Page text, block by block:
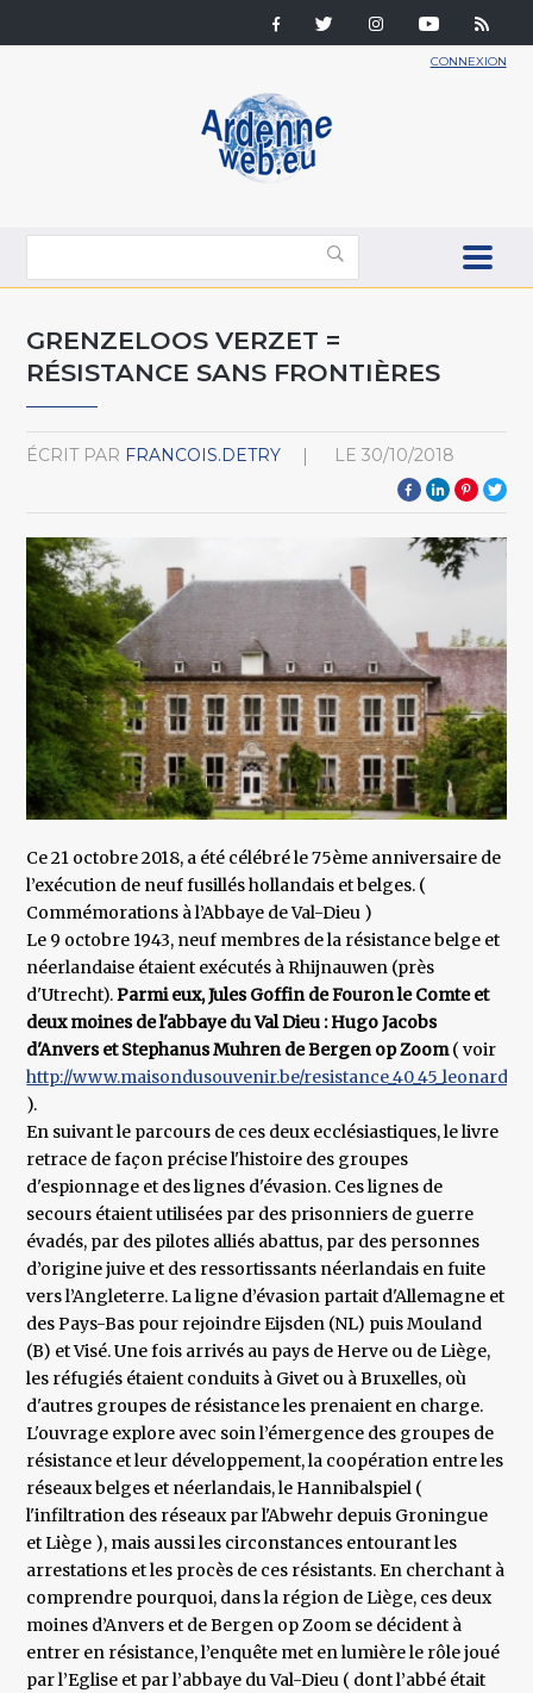
CONNEXION
GRENZELOOS VERZET =
RÉSISTANCE SANS FRONTIÈRES
ÉCRIT PAR FRANCOIS.DETRY LE 30/10/2018
Ce 21 octobre 2018, a été célébré le 75ème anniversaire de
l’exécution de neuf fusillés hollandais et belges. (
Commémorations à l’Abbaye de Val-Dieu )
Le 9 octobre 1943, neuf membres de la résistance belge et
néerlandaise étaient exécutés à Rhijnauwen (près
d'Utrecht).Parmi eux, Jules Goffin de Fouron le Comte et
deux moines de l'abbaye du Val Dieu : Hugo Jacobs
d'Anvers et Stephanus Muhren de Bergen op Zoom( voir
http://www.maisondusouvenir.be/
).
En suivant le parcours de ces deux ecclésiastiques, le livre
retrace de façon précise l'histoire des groupes
d'espionnage et des lignes d'évasion. Ces lignes de
secours étaient utilisées par des prisonniers de guerre
évadés, par des pilotes alliés abattus, par des personnes
d’origine juive et des ressortissants néerlandais en fuite
vers l’Angleterre. La ligne d’évasion partait d'Allemagne et
des Pays-Bas pour rejoindre Eijsden (NL) puis Mouland
(B) et Visé. Une fois arrivés au pays de Herve ou de Liège,
les réfugiés étaient conduits à Givet ou à Bruxelles, où
d'autres groupes de résistance les prenaient en charge.
L'ouvrage explore avec soin l’émergence des groupes de
résistance et leur développement, la coopération entre les
réseaux belges et néerlandais, le Hannibalspiel (
l'infiltration des réseaux par l'Abwehr depuis Groningue
et Liège ), mais aussi les circonstances entourant les
arrestations et les procès de ces résistants. En cherchant à
comprendre pourquoi, dans la région de Liège, ces deux
moines d’Anvers et de Bergen op Zoom se décident à
entrer en résistance, l’enquête met en lumière le rôle joué
par l’Eglise et par l’abbaye du Val-Dieu ( dont l’abbé était